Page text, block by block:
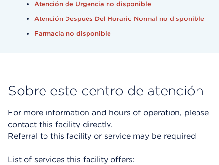
Atención de Urgencia no disponible
Atención Después Del Horario Normal no disponible
Farmacia no disponible
Sobre este centro de atención
For more information and hours of operation, please
contact this facility directly.
Referral to this facility or service may be required.
List of services this facility offers: